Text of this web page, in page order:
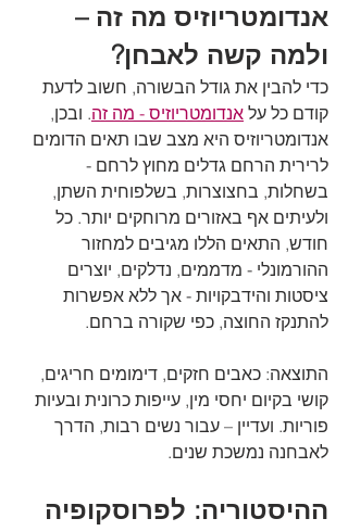
אנדומטריוזיס מה זה –
ולמה קשה לאבחן?
כדי להבין את גודל הבשורה, חשוב לדעת
קודם כל על אנדומטריוזיס - מה זה. ובכן,
אנדומטריוזיס היא מצב שבו תאים הדומים
לרירית הרחם גדלים מחוץ לרחם -
בשחלות, בחצוצרות, בשלפוחית השתן,
ולעיתים אף באזורים מרוחקים יותר. כל
חודש, התאים הללו מגיבים למחזור
ההורמונלי - מדממים, נדלקים, יוצרים
ציסטות והידבקויות - אך ללא אפשרות
להתנקז החוצה, כפי שקורה ברחם.
התוצאה: כאבים חזקים, דימומים חריגים,
קושי בקיום יחסי מין, עייפות כרונית ובעיות
פוריות. ועדיין – עבור נשים רבות, הדרך
לאבחנה נמשכת שנים.
ההיסטוריה: לפרוסקופיה